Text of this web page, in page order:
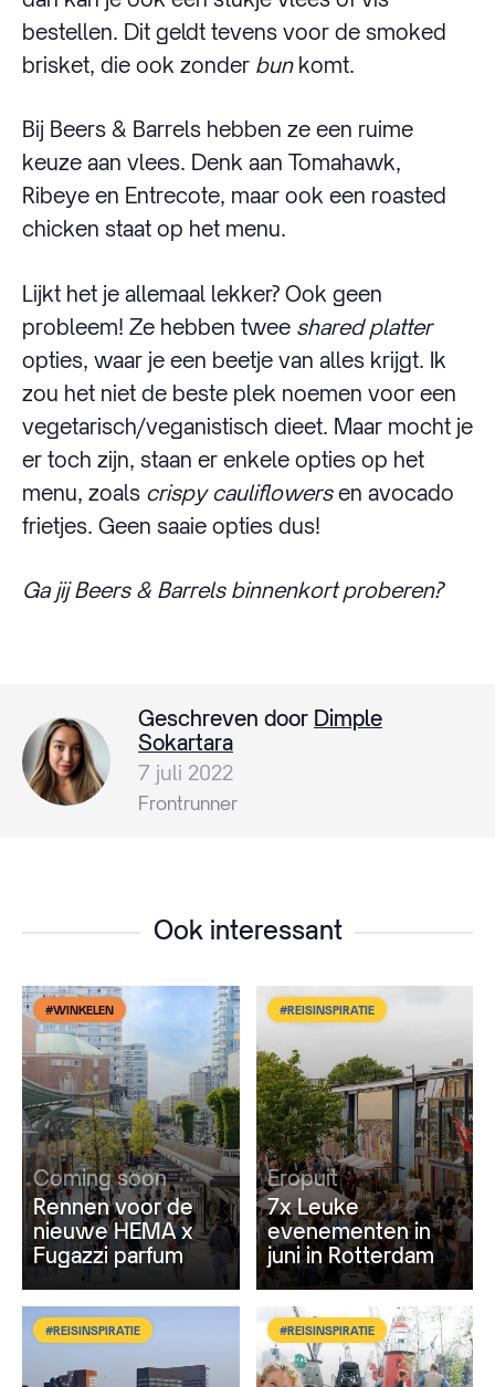
bestellen. Dit geldt tevens voor de smoked
brisket, die ook zonder bunkomt.
Bij Beers & Barrels hebben ze een ruime
keuze aan vlees. Denk aan Tomahawk,
Ribeye en Entrecote, maar ook een roasted
chicken staat op het menu.
Lijkt het je allemaal lekker? Ook geen
probleem! Ze hebben twee shared platter
opties, waar je een beetje van alles krijgt. Ik
zou het niet de beste plek noemen voor een
vegetarisch/veganistisch dieet. Maar mocht je
er toch zijn, staan er enkele opties op het
menu, zoals crispy cauliflowersen avocado
frietjes. Geen saaie opties dus!
Ga jij Beers & Barrels binnenkort proberen?
Geschreven door Dimple
Sokartara
7 juli 2022
Frontrunner
Ook interessant
#WINKELEN
Coming soon
Rennen voor de
nieuwe HEMA x
Fugazzi parfum
#REISINSPIRATIE
Eropuit
7x Leuke
evenementen in
juni in Rotterdam
#REISINSPIRATIE #REISINSPIRATIE